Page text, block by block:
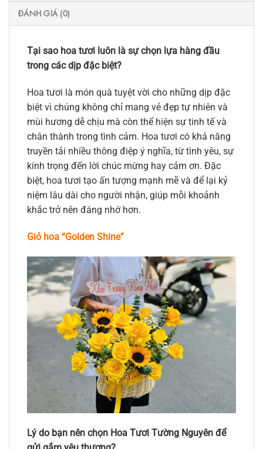
ĐÁNH GIÁ (0)
Tại sao hoa tươi luôn là sự chọn lựa hàng đầu
trong các dịp đặc biệt?
Hoa tươi là món quà tuyệt vời cho những dịp đặc
biệt vì chúng không chỉ mang vẻ đẹp tự nhiên và
mùi hương dễ chịu mà còn thể hiện sự tinh tế và
chân thành trong tình cảm. Hoa tươi có khả năng
truyền tải nhiều thông điệp ý nghĩa, từ tình yêu, sự
kính trọng đến lời chúc mừng hay cảm ơn. Đặc
biệt, hoa tươi tạo ấn tượng mạnh mẽ và để lại kỷ
niệm lâu dài cho người nhận, giúp mỗi khoảnh
khắc trở nên đáng nhớ hơn.
Giỏ hoa “Golden Shine”
Lý do bạn nên chọn Hoa Tươi Tường Nguyên để